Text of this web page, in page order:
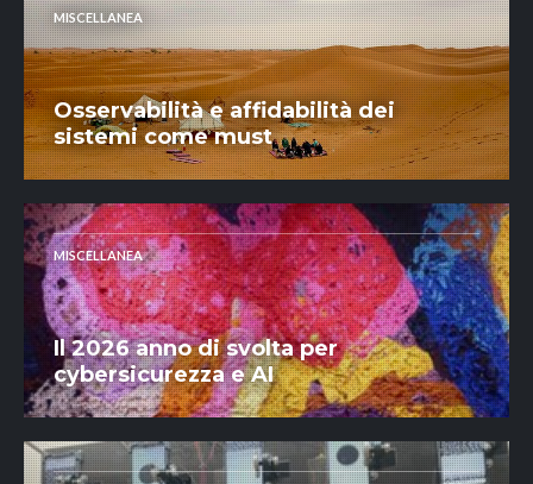
MISCELLANEA
Osservabilità e affidabilità dei
sistemi come must
MISCELLANEA
Il 2026 anno di svolta per
cybersicurezza e AI